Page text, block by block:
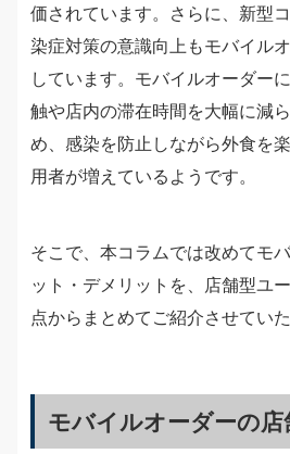
価されています。さらに、新型
染症対策の意識向上もモバイル
しています。モバイルオーダー
触や店内の滞在時間を大幅に減
め、感染を防止しながら外食を
用者が増えているようです。
そこで、本コラムでは改めてモ
ット・デメリットを、店舗型ユ
点からまとめてご紹介させていた
モバイルオーダーの店